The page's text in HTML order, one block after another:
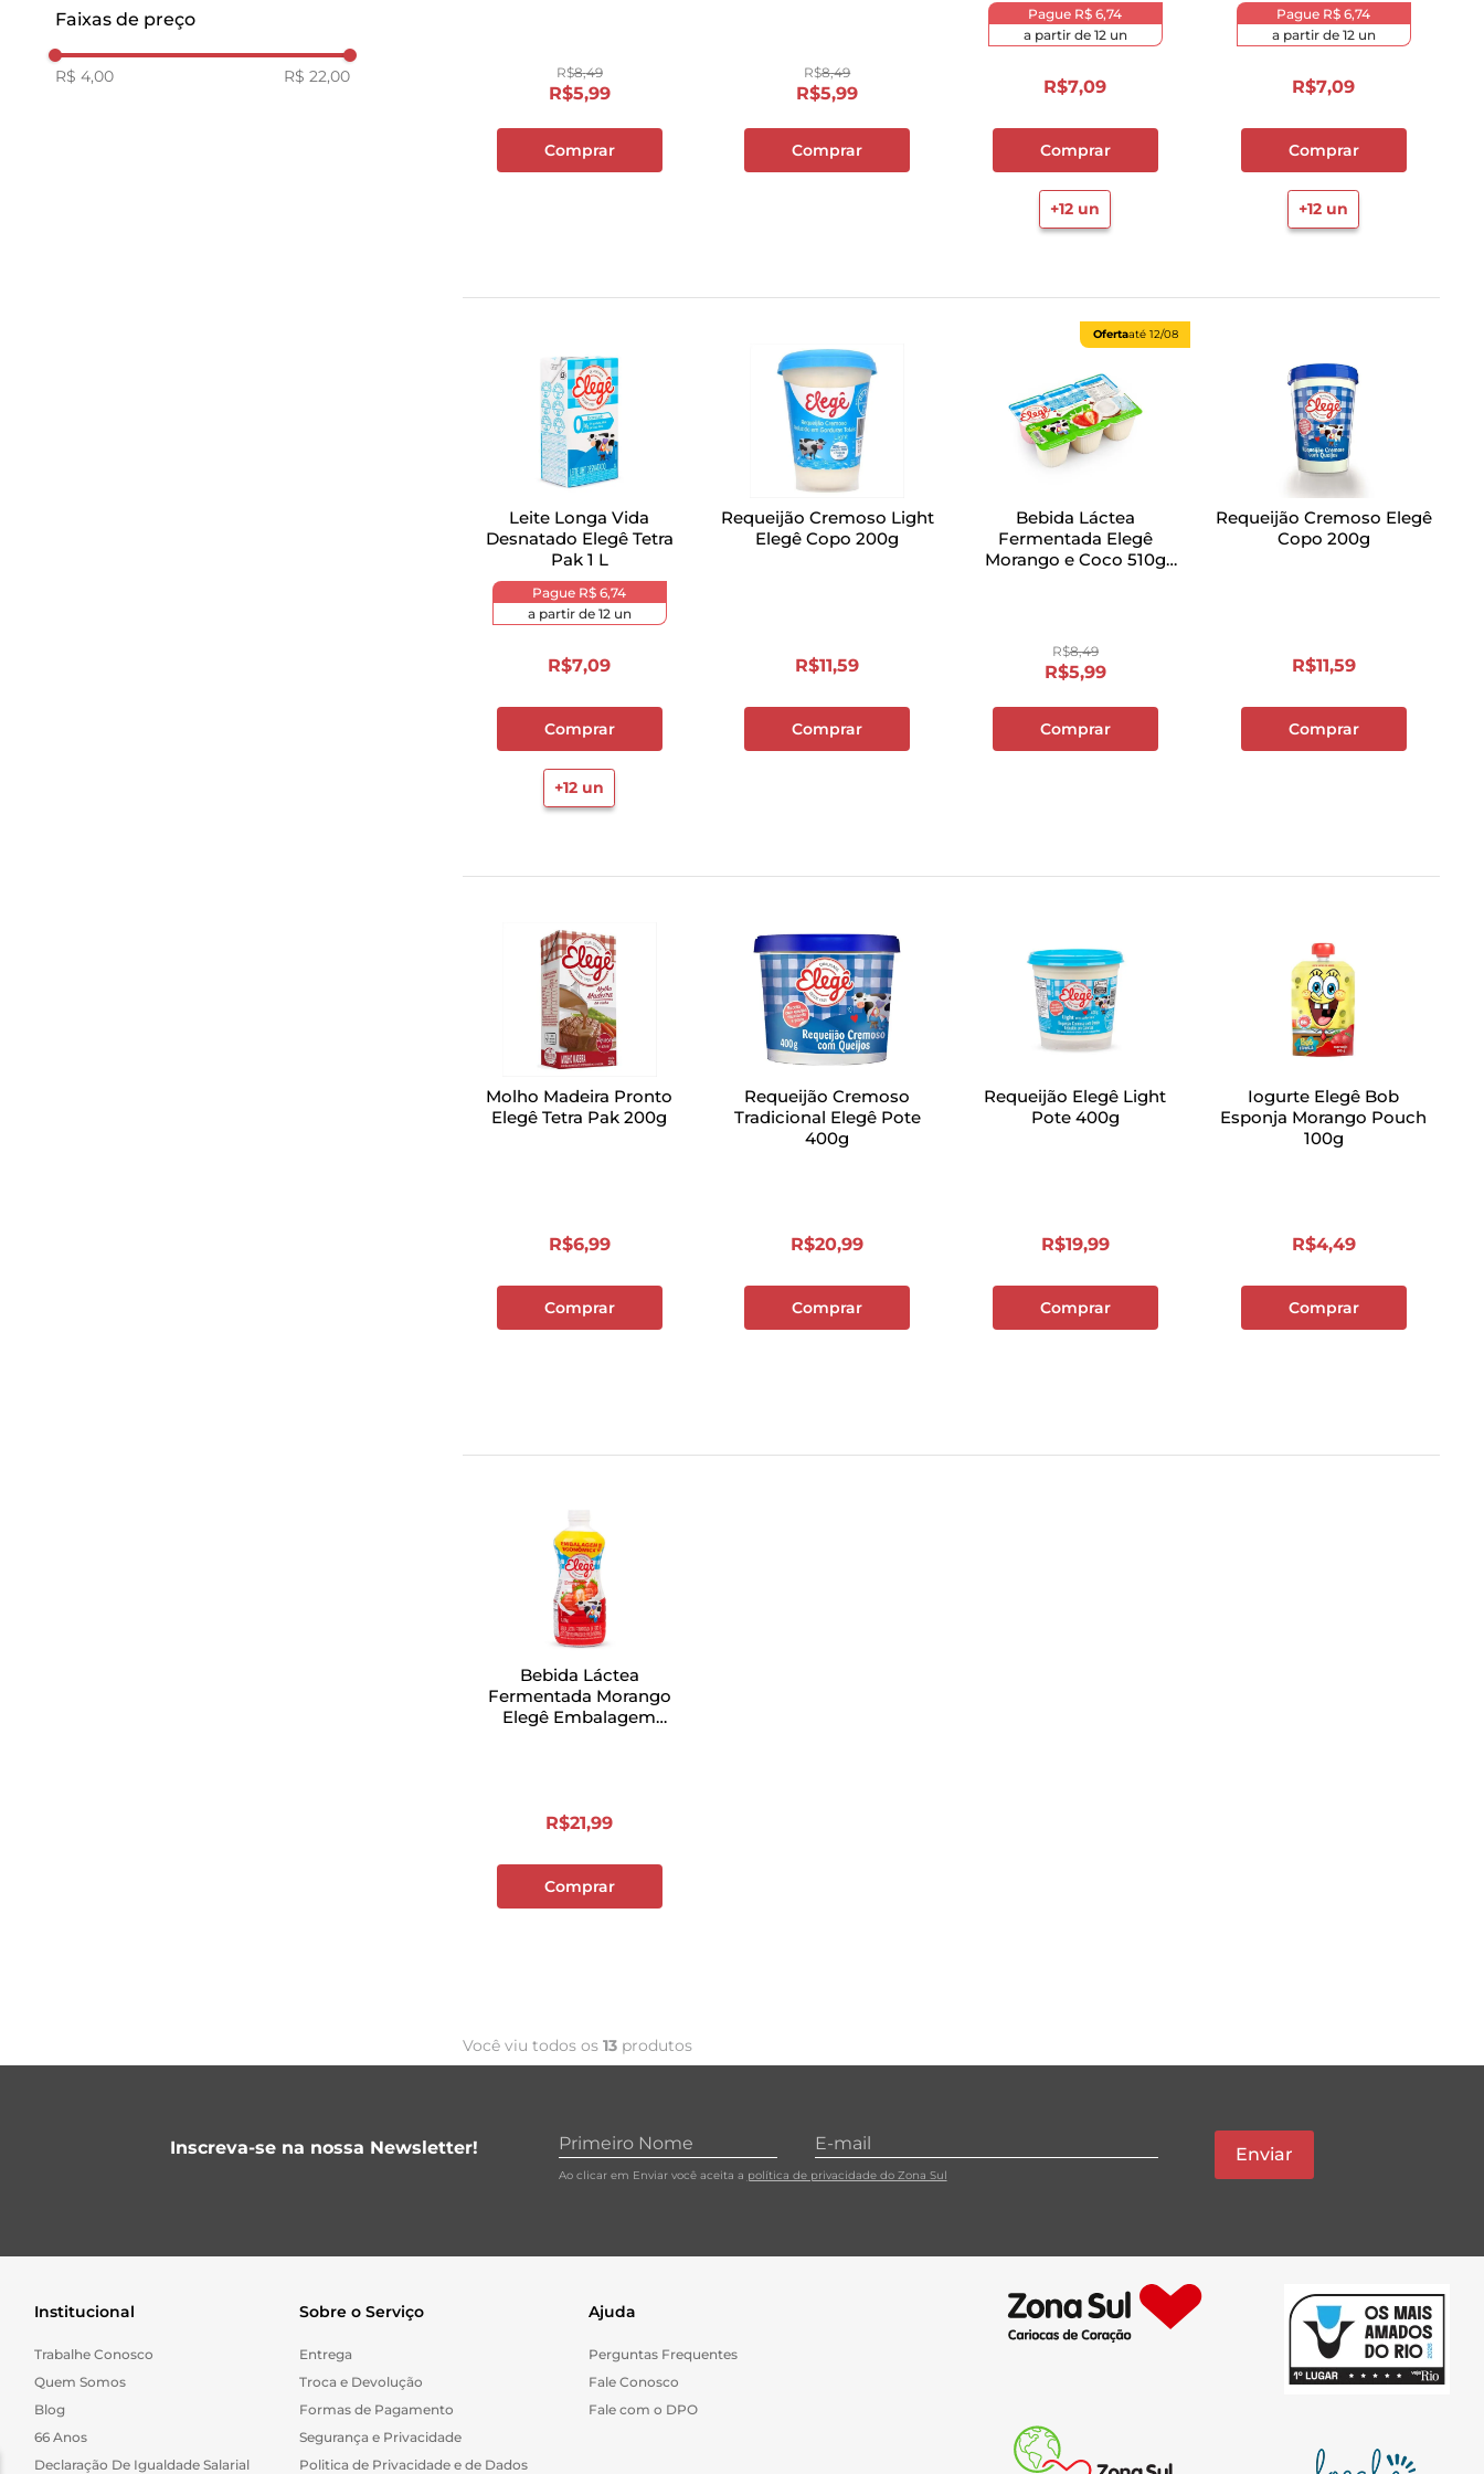
Faixas de preço
R$ 4,00 R$ 22,00 R$8,49
R$5,99
Comprar
R$8,49
R$5,99
Comprar
Pague R$ 6,74
a partir de 12un
R$7,09
Comprar
+12 un
Pague R$ 6,74
a partir de 12un
R$7,09
Comprar
+12 un
Leite Longa Vida
Desnatado Elegê Tetra
Pak 1 L
Pague R$ 6,74
a partir de 12un
R$7,09
Comprar
+12 un
Requeijão Cremoso Light
Elegê Copo 200g
R$11,59
Comprar
Ofertaaté 12/08
Bebida Láctea
Fermentada Elegê
Morango e Coco 510g
R$8,49
R$5,99
Comprar
Requeijão Cremoso Elegê
Copo 200g
R$11,59
Comprar
Molho Madeira Pronto
Elegê Tetra Pak 200g
R$6,99
Comprar
Requeijão Cremoso
Tradicional Elegê Pote
400g
R$20,99
Comprar
Requeijão Elegê Light
Pote 400g
R$19,99
Comprar
Iogurte Elegê Bob
Esponja Morango Pouch
100g
R$4,49
Comprar
Bebida Láctea
Fermentada Morango
Elegê Embalagem
R$21,99
Comprar
Você viu todos os13 produtos
Inscreva-se na nossa Newsletter!
Ao clicar em Enviar você aceita a política de privacidade do Zona Sul
Enviar
Institucional
Trabalhe Conosco
Quem Somos
Blog
66 Anos
Declaração De Igualdade Salarial
Sobre o Serviço
Entrega
Troca e Devolução
Formas de Pagamento
Segurança e Privacidade
Politica de Privacidade e de Dados
Ajuda
Perguntas Frequentes
Fale Conosco
Fale com o DPO